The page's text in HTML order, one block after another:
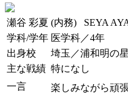
瀬谷 彩夏 (内務)
SEYA
学科/学年 医学科／4年
出身校
埼玉／浦和明の星
主な戦績 特になし
一言
楽しみながら頑